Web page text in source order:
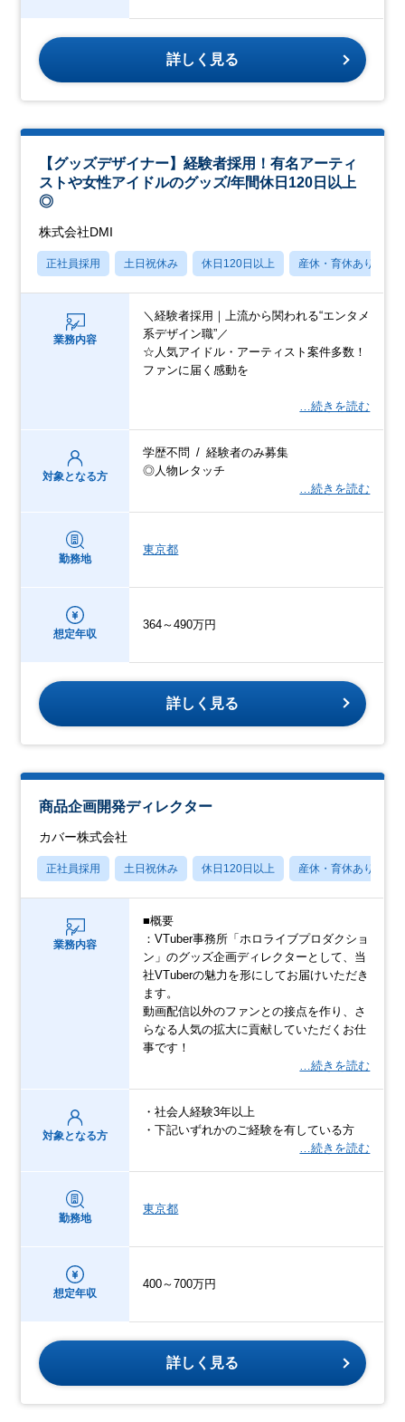
詳しく見る
【グッズデザイナー】経験者採用！有名アーティ
ストや女性アイドルのグッズ/年間休日120日以上
◎
株式会社DMI
正社員採用 土日祝休み 休日120日以上 産休・育休あり
業務内容
＼経験者採用｜上流から関われる“エンタメ
系デザイン職”／
☆人気アイドル・アーティスト案件多数！
ファンに届く感動を
…続きを読む
対象となる方
学歴不問 / 経験者のみ募集
◎人物レタッチ
…続きを読む
勤務地
東京都
想定年収
364～490万円
詳しく見る
商品企画開発ディレクター
カバー株式会社
正社員採用 土日祝休み 休日120日以上 産休・育休あり
業務内容
■概要
：VTuber事務所「ホロライブプロダクショ
ン」のグッズ企画ディレクターとして、当
社VTuberの魅力を形にしてお届けいただき
ます。
動画配信以外のファンとの接点を作り、さ
らなる人気の拡大に貢献していただくお仕
事です！
…続きを読む
対象となる方
・社会人経験3年以上
・下記いずれかのご経験を有している方
…続きを読む
勤務地
東京都
想定年収
400～700万円
詳しく見る